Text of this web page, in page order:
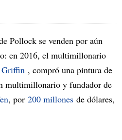
Pollock se venden por aún
en 2016, el multimillonario
, compró una pintura de
multimillonario y fundador de
, por 200 millones de dólares,